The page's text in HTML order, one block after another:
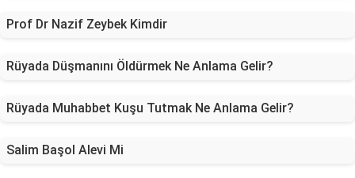
Prof Dr Nazif Zeybek Kimdir
Rüyada Düşmanını Öldürmek Ne Anlama Gelir?
Rüyada Muhabbet Kuşu Tutmak Ne Anlama Gelir?
Salim Başol Alevi Mi